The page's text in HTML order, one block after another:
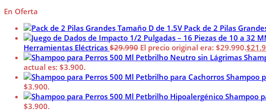
En Oferta
Pack de 2 Pilas
Herramientas Eléctricas $29.990 El precio original era: $29.990.$
actual es: $3.900.
Shampoo
$3.900.
Shampoo
$3.900.